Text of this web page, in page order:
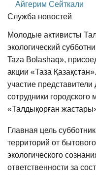
Айгерим Сейткали
Служба новостей
Молодые активисты
экологический
Taza Bolashaq»,
акции «Таза
участие
сотрудники
«Талдықорған
Главная цель
территорий от
экологического
ответственности за